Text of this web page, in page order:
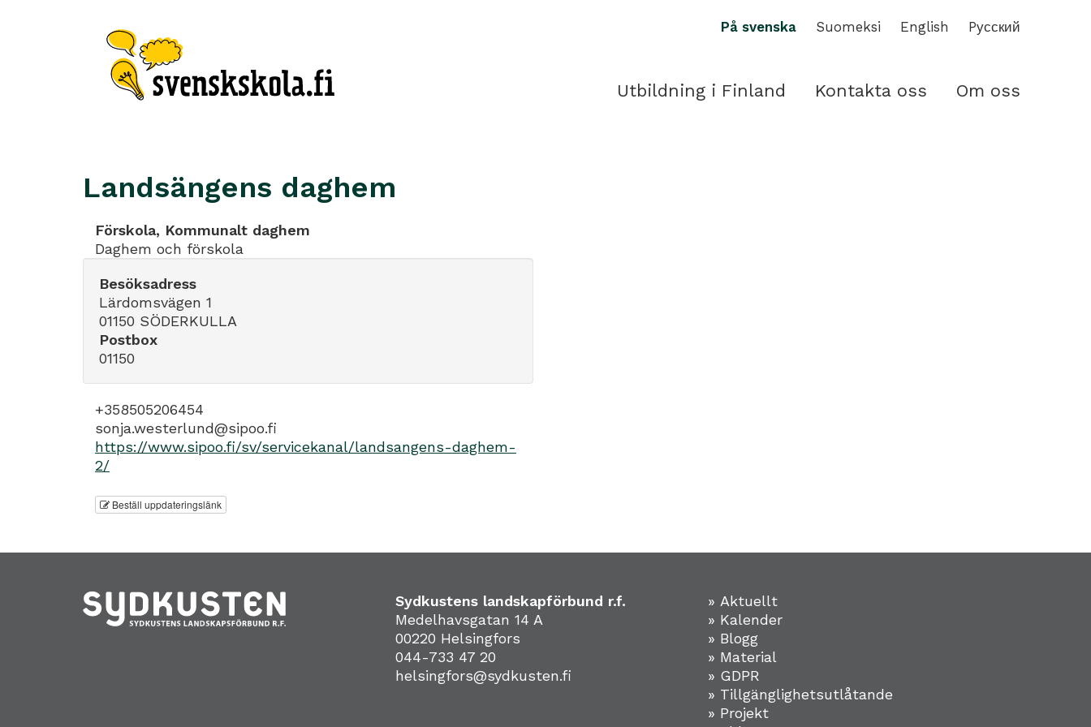
På svenska Suomeksi English Pусский
Utbildning i Finland Kontakta oss Om oss
Landsängens daghem
Förskola, Kommunalt daghem
Daghem och förskola
Besöksadress
Lärdomsvägen 1
01150 SÖDERKULLA
Postbox
01150
+358505206454
sonja.westerlund@sipoo.fi
https://www.sipoo.fi/sv/servicekanal/landsangens-daghem-
2/
Beställ uppdateringslänk
Sydkustens landskapförbund r.f.
Medelhavsgatan 14 A
00220 Helsingfors
044-733 47 20
helsingfors@sydkusten.fi
» Aktuellt
» Kalender
» Blogg
» Material
» GDPR
» Tillgänglighetsutlåtande
» Projekt